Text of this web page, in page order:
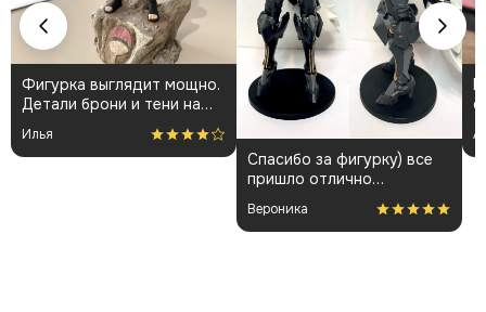
Фигурка выглядит мощно.
Детали брони и тени на
плаще проработаны
аккуратно. Пришла быстро
и без повреждений.
Илья
Спасибо за фигурку) все
пришло отлично
упакованным. Отдельная
благодарность за
покраску модели.
Вероника